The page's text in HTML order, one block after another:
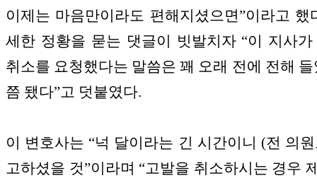
이제는 마음만이라도 편해지셨으면”이라고 했
세한 정황을 묻는 댓글이 빗발치자 “이 지사
취소를 요청했다는 말씀은 꽤 오래 전에 전해
쯤 됐다”고 덧붙였다.
이 변호사는 “넉 달이라는 긴 시간이니 (전 의
고하셨을 것”이라며 “고발을 취소하시는 경우